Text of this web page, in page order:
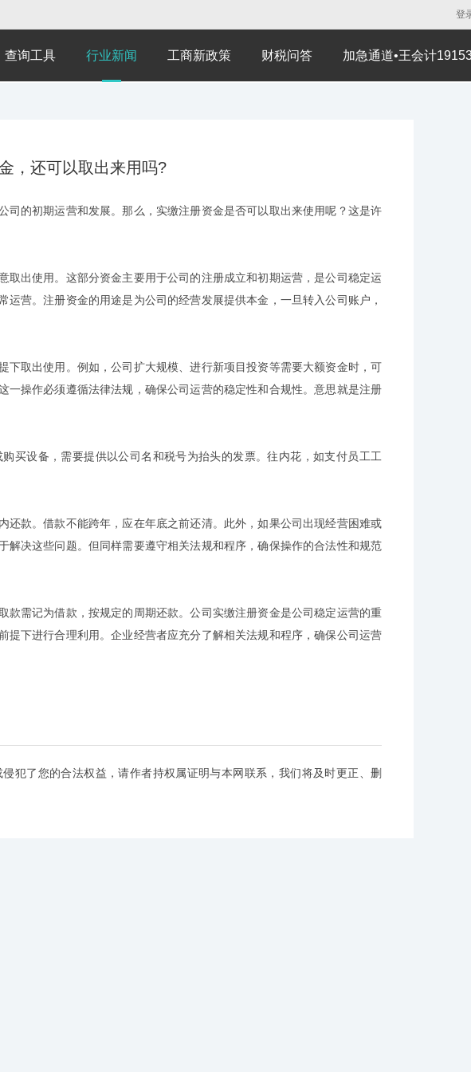
登
查询工具 行业新闻 工商新政策 财税问答 加急通道•王会计
，还可以取出来用吗?
的初期运营和发展。那么，实缴注册资金是否可以取出来使用呢？这是许
出使用。这部分资金主要用于公司的注册成立和初期运营，是公司稳定运
营。注册资金的用途是为公司的经营发展提供本金，一旦转入公司账户，
取出使用。例如，公司扩大规模、进行新项目投资等需要大额资金时，可
一操作必须遵循法律法规，确保公司运营的稳定性和合规性。意思就是注册
买设备，需要提供以公司名和税号为抬头的发票。往内花，如支付员工工
还款。借款不能跨年，应在年底之前还清。此外，如果公司出现经营困难或
决这些问题。但同样需要遵守相关法规和程序，确保操作的合法性和规范
需记为借款，按规定的周期还款。公司实缴注册资金是公司稳定运营的重
下进行合理利用。企业经营者应充分了解相关法规和程序，确保公司运营
犯了您的合法权益，请作者持权属证明与本网联系，我们将及时更正、删